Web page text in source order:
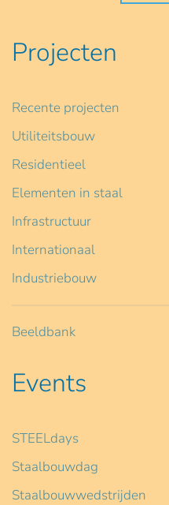
Projecten
Recente projecten
Utiliteitsbouw
Residentieel
Elementen in staal
Infrastructuur
Internationaal
Industriebouw
Beeldbank
Events
STEELdays
Staalbouwdag
Staalbouwwedstrijden